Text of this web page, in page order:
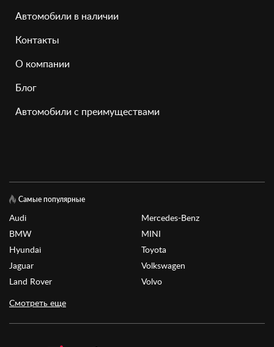
Автомобили в наличии
Контакты
О компании
Блог
Автомобили с преимуществами
Самые популярные
Audi
BMW
Hyundai
Jaguar
Land Rover
Mercedes-Benz
MINI
Toyota
Volkswagen
Volvo
Смотреть еще